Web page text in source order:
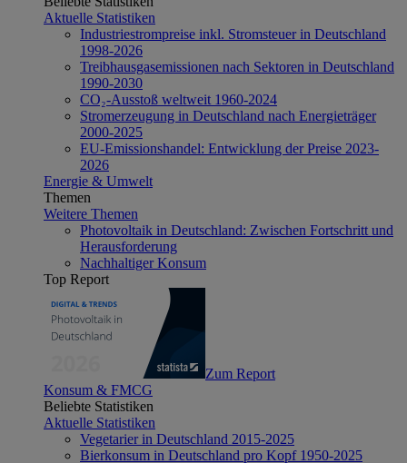
Aktuelle Statistiken
Industriestrompreise inkl. Stromsteuer in Deutschland
1998-2026
Treibhausgasemissionen nach Sektoren in Deutschland
1990-2030
CO₂-Ausstoß weltweit 1960-2024
Stromerzeugung in Deutschland nach Energieträger
2000-2025
EU-Emissionshandel: Entwicklung der Preise 2023-
2026
Energie & Umwelt
Themen
Weitere Themen
Photovoltaik in Deutschland: Zwischen Fortschritt und
Herausforderung
Nachhaltiger Konsum
Top Report
Zum Report
Konsum & FMCG
Beliebte Statistiken
Aktuelle Statistiken
Vegetarier in Deutschland 2015-2025
Bierkonsum in Deutschland pro Kopf 1950-2025